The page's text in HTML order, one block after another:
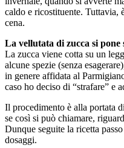
caldo e ricostituente. Tuttavia,
cena.
La vellutata di zucca si pone
La zucca viene cotta su un
alcune spezie (senza
in genere affidata al
caso ho deciso di “strafare” e
Il procedimento è alla portata
se così si può chiamare,
Dunque seguite la ricetta
dosaggi.